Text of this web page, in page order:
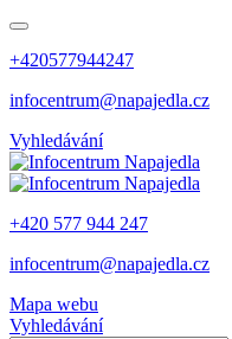
+420577944247
infocentrum@napajedla.cz
Vyhledávání
+420 577 944 247
infocentrum@napajedla.cz
Mapa webu
Vyhledávání